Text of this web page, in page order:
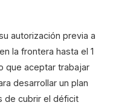
autorización previa a
la frontera hasta el 1
que aceptar trabajar
desarrollar un plan
de cubrir el déficit